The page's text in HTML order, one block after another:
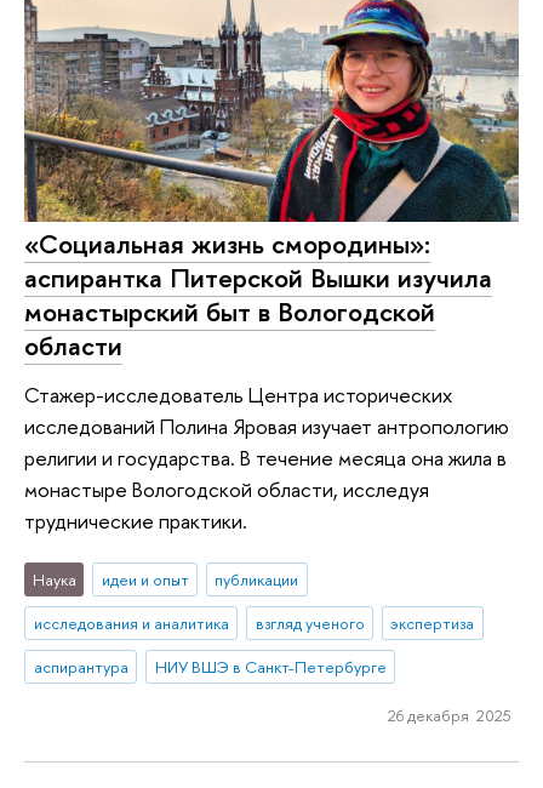
«Социальная жизнь смородины»:
аспирантка Питерской Вышки изучила
монастырский быт в Вологодской
области
Стажер-исследователь Центра исторических
исследований Полина Яровая изучает антропологию
религии и государства. В течение месяца она жила в
монастыре Вологодской области, исследуя
труднические практики.
Наука идеи и опыт
публикации
исследования и аналитика
взгляд ученого
экспертиза
аспирантура
НИУ ВШЭ в Санкт-Петербурге
26 декабря 2025